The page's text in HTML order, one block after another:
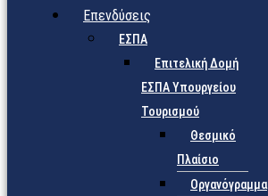
Επενδύσεις
ΕΣΠΑ
Επιτελική Δομή
ΕΣΠΑ Υπουργείου
Τουρισμού
Θεσμικό
Πλαίσιο
Οργανόγραμμα